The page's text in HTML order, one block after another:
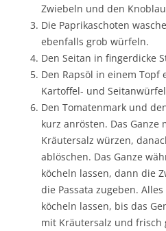
Zwiebeln und den
Die Paprikaschoten
ebenfalls grob würfeln.
Den Seitan in fingerdicke
Den Rapsöl in einem
Kartoffel- und
Den Tomatenmark und
kurz anrösten. Das
Kräutersalz würzen,
ablöschen. Das Ganze
köcheln lassen, dann die
die Passata zugeben.
köcheln lassen, bis das
mit Kräutersalz und frisch